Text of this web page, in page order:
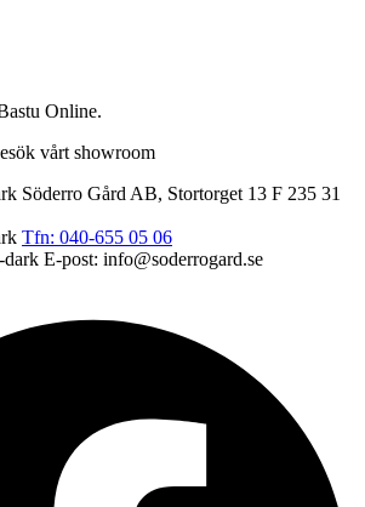
Online.
vårt showroom
Söderro Gård AB, Stortorget 13 F 235 31
Tfn: 040-655 05 06
E-post: info@soderrogard.se